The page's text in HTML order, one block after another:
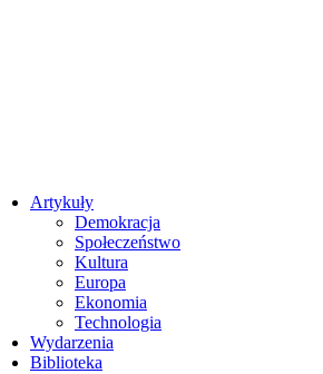
Artykuły
Demokracja
Społeczeństwo
Kultura
Europa
Ekonomia
Technologia
Wydarzenia
Biblioteka